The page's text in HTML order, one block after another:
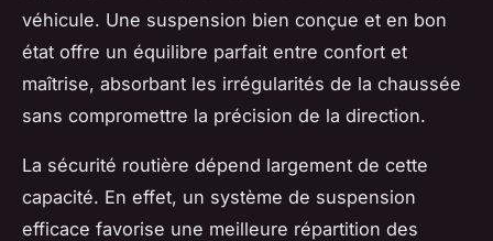
véhicule. Une suspension bien conçue et en bon
état offre un équilibre parfait entre confort et
maîtrise, absorbant les irrégularités de la chaussée
sans compromettre la précision de la direction.
La sécurité routière dépend largement de cette
capacité. En effet, un système de suspension
efficace favorise une meilleure répartition des